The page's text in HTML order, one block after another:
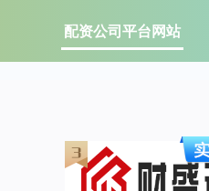
配资公司平台网站